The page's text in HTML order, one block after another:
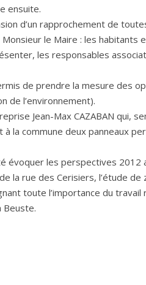
ensuite.
d’un rapprochement de
le Maire : les habitants
les responsables
de prendre la mesure des
de l’environnement).
Jean-Max CAZABAN qui,
la commune deux panneaux
évoquer les perspectives
la rue des Cerisiers, l’étude
toute l’importance du
Beuste.